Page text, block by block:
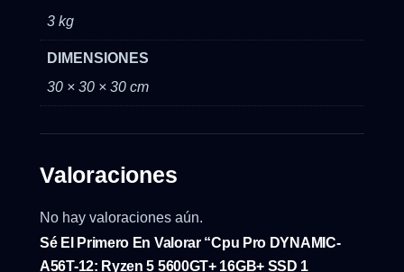
3 kg
DIMENSIONES
30 × 30 × 30 cm
Valoraciones
No hay valoraciones aún.
Sé El Primero En Valorar “Cpu Pro DYNAMIC-
A56T-12: Ryzen 5 5600GT+ 16GB+ SSD 1